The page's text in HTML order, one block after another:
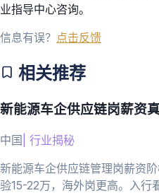
业指导中心咨询。
信息有误？ 点击反馈
相关推荐
新能源车企供应链岗薪资
中国 行业揭秘
新能源车企供应链管理岗薪资
验15-22万，海外岗更高。入行